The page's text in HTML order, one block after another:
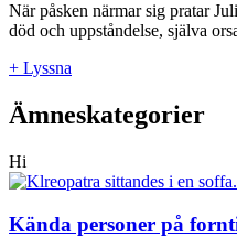
När påsken närmar sig pratar
död och uppståndelse, själva
+ Lyssna
Ämneskategorier
Hi
Kända personer på